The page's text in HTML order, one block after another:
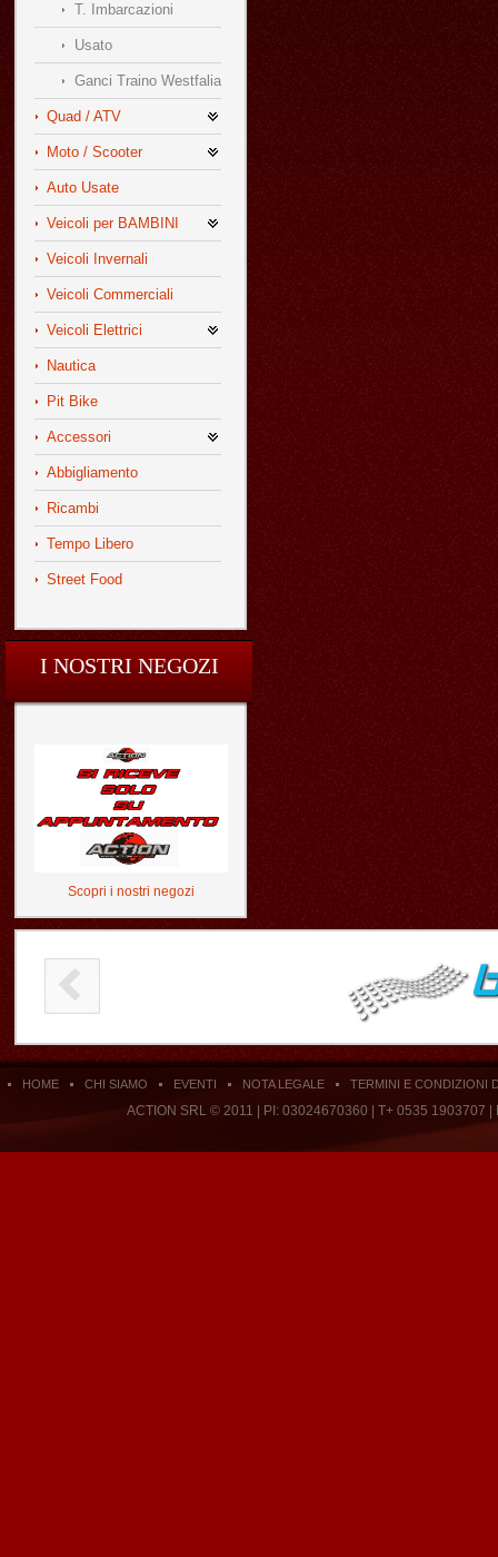
T. Imbarcazioni
Usato
Ganci Traino Westfalia
Quad / ATV
Moto / Scooter
Auto Usate
Veicoli per BAMBINI
Veicoli Invernali
Veicoli Commerciali
Veicoli Elettrici
Nautica
Pit Bike
Accessori
Abbigliamento
Ricambi
Tempo Libero
Street Food
I NOSTRI NEGOZI
Scopri i nostri negozi
HOME CHI SIAMO EVENTI NOTA LEGALE TERMINI E CONDIZIONI
ACTION SRL © 2011 | PI: 03024670360 | T+ 0535